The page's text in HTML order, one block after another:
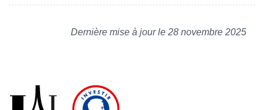
Dernière mise à jour le 28 novembre 2025